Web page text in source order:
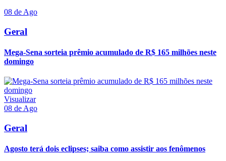
08 de Ago
Geral
Mega-Sena sorteia prêmio acumulado de R$ 165 milhões neste
domingo
Visualizar
08 de Ago
Geral
Agosto terá dois eclipses; saiba como assistir aos fenômenos